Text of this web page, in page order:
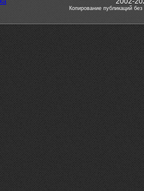
Копирование публикаций